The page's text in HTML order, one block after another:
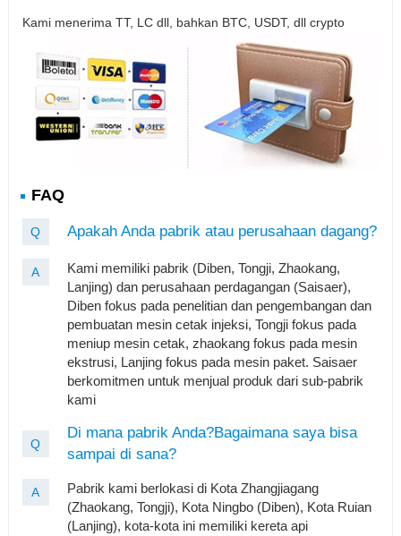
Kami menerima TT, LC dll, bahkan BTC, USDT, dll crypto
FAQ
Q Apakah Anda pabrik atau perusahaan dagang?
A
Kami memiliki pabrik (Diben, Tongji, Zhaokang,
Lanjing) dan perusahaan perdagangan (Saisaer),
Diben fokus pada penelitian dan pengembangan dan
pembuatan mesin cetak injeksi, Tongji fokus pada
meniup mesin cetak, zhaokang fokus pada mesin
ekstrusi, Lanjing fokus pada mesin paket. Saisaer
berkomitmen untuk menjual produk dari sub-pabrik
kami
Q
Di mana pabrik Anda?Bagaimana saya bisa
sampai di sana?
A
Pabrik kami berlokasi di Kota Zhangjiagang
(Zhaokang, Tongji), Kota Ningbo (Diben), Kota Ruian
(Lanjing), kota-kota ini memiliki kereta api